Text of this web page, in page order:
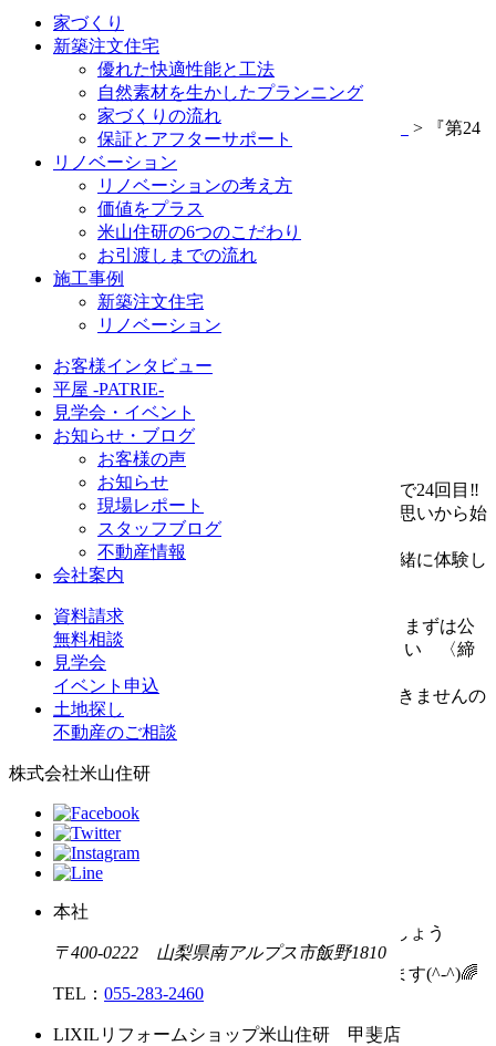
家づくり
新築注文住宅
優れた快適性能と工法
自然素材を生かしたプランニング
家づくりの流れ
保証とアフターサポート
リノベーション
リノベーションの考え方
価値をプラス
米山住研の6つのこだわり
お引渡しまでの流れ
施工事例
新築注文住宅
リノベーション
お客様インタビュー
平屋 -PATRIE-
見学会・イベント
お知らせ・ブログ
お客様の声
お知らせ
現場レポート
スタッフブログ
不動産情報
会社案内
資料請求
無料相談
見学会
イベント申込
土地探し
不動産のご相談
株式会社米山住研
本社
〒400-0222 山梨県南アルプス市飯野1810
TEL： 055-283-2460
LIXILリフォームショップ米山住研 甲斐店
見学会・イベント
見学会・イベント> おやこ工作教室開催！ >
『第24
回おやこ工作教室』
『第24回おやこ工作教室』
終了しました
2026/8/1㊏
開催時間
9:00～12:00
開催場所
(株)米山住研（南アルプス市飯野1810）
毎年夏の恒例イベント『おやこ工作教室』は今年で24回目‼
子供達に木に触れ合う機会をつくりたい…などの思いから始
まりました。
ご家族の思い出づくり、ものづくりの楽しさを一緒に体験し
ませんか？
【LINE申し込み・又は本社ご来店】となります。まずは公
式LINEを『お友だち登録』をしてお申込みください 〈締
切は7/23㊍〉
●こちらHPからは受付しておりません。返信もできませんの
でご了承ください。
●ご不明な点がありましたらお電話ください
TEL：0120ｰ39ｰ2460
（営業時間｜8:00～17:30)
（休 日｜日曜・祝日）
世界に一つの作品づくりを 一緒につくりましょう
みなさまとお会いできるのを楽しみにしております(^-^)🌈
資料請求